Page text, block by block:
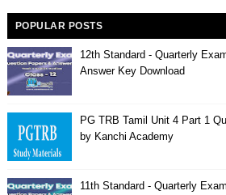
POPULAR POSTS
12th Standard - Quarterly
Answer Key Download
PG TRB Tamil Unit 4 Part 1
by Kanchi Academy
11th Standard - Quarterly